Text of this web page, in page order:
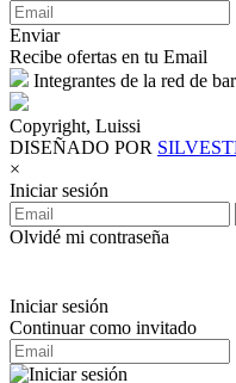
Enviar
Recibe ofertas en tu Email
Integrantes de la red de
Copyright, Luissi
DISEÑADO POR
×
Iniciar sesión
Olvidé mi contraseña
Iniciar sesión
Continuar como invitado